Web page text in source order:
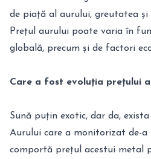
de piață al aurului, greutatea
Prețul aurului poate varia în
globală, precum și de factori
Care a fost evoluția prețului
Sună puțin exotic, dar da,
Aurului care a monitorizat de-
comportă prețul acestui metal